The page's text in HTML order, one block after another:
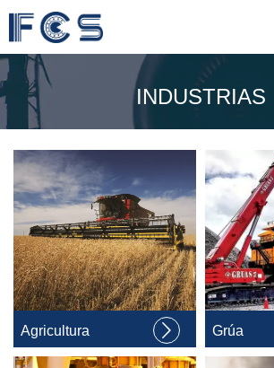
INDUSTRIAS
Agricultura  Grúa